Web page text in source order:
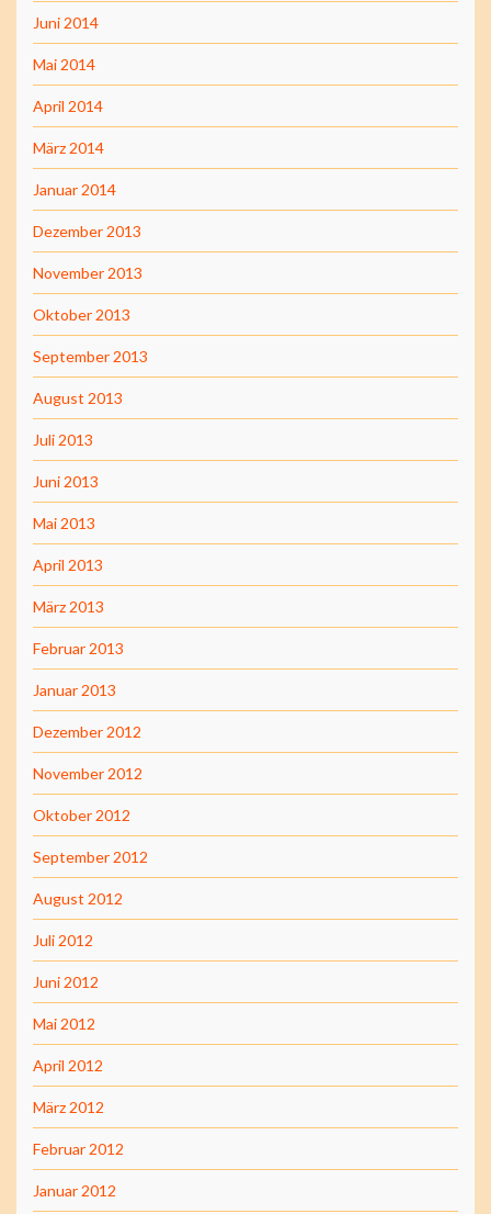
Juni 2014
Mai 2014
April 2014
März 2014
Januar 2014
Dezember 2013
November 2013
Oktober 2013
September 2013
August 2013
Juli 2013
Juni 2013
Mai 2013
April 2013
März 2013
Februar 2013
Januar 2013
Dezember 2012
November 2012
Oktober 2012
September 2012
August 2012
Juli 2012
Juni 2012
Mai 2012
April 2012
März 2012
Februar 2012
Januar 2012